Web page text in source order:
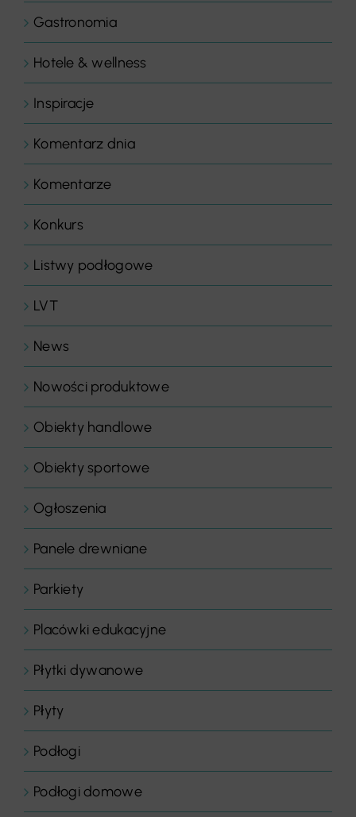
Gastronomia
Hotele & wellness
Inspiracje
Komentarz dnia
Komentarze
Konkurs
Listwy podłogowe
LVT
News
Nowości produktowe
Obiekty handlowe
Obiekty sportowe
Ogłoszenia
Panele drewniane
Parkiety
Placówki edukacyjne
Płytki dywanowe
Płyty
Podłogi
Podłogi domowe